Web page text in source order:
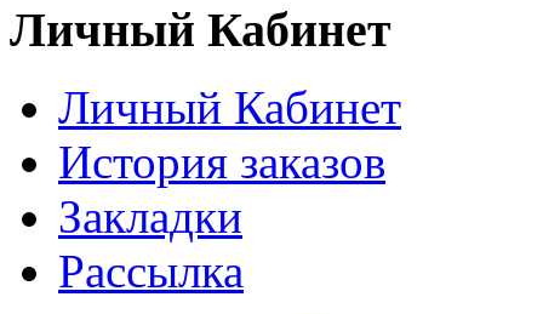
Личный Кабинет
Личный Кабинет
История заказов
Закладки
Рассылка